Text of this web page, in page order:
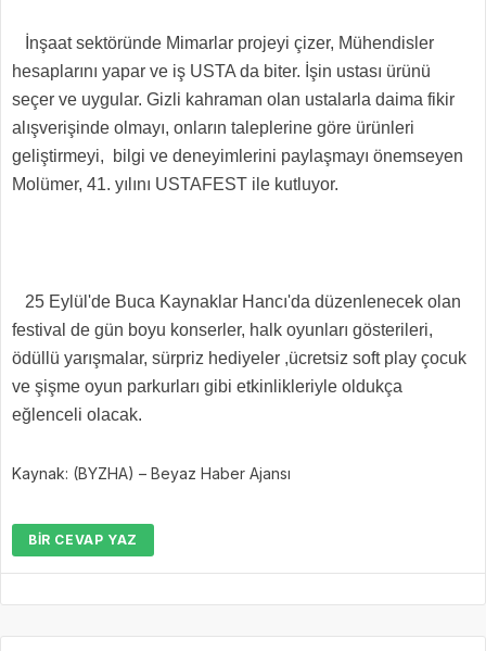
İnşaat sektöründe Mimarlar projeyi çizer, Mühendisler
hesaplarını yapar ve iş USTA da biter. İşin ustası ürünü
seçer ve uygular. Gizli kahraman olan ustalarla daima fikir
alışverişinde olmayı, onların taleplerine göre ürünleri
geliştirmeyi, bilgi ve deneyimlerini paylaşmayı önemseyen
Molümer, 41. yılını USTAFEST ile kutluyor.
25 Eylül'de Buca Kaynaklar Hancı'da düzenlenecek olan
festival de gün boyu konserler, halk oyunları gösterileri,
ödüllü yarışmalar, sürpriz hediyeler ,ücretsiz soft play çocuk
ve şişme oyun parkurları gibi etkinlikleriyle oldukça
eğlenceli olacak.
Kaynak: (BYZHA) – Beyaz Haber Ajansı
BIR CEVAP YAZ